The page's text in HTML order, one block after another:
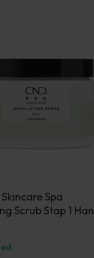
Spa
Scrub Stap 1